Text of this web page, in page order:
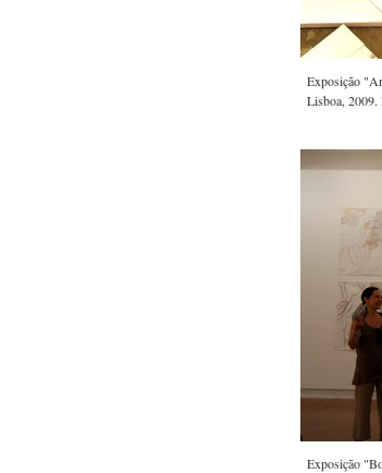
Exposição
Lisboa, 2009.
Exposição